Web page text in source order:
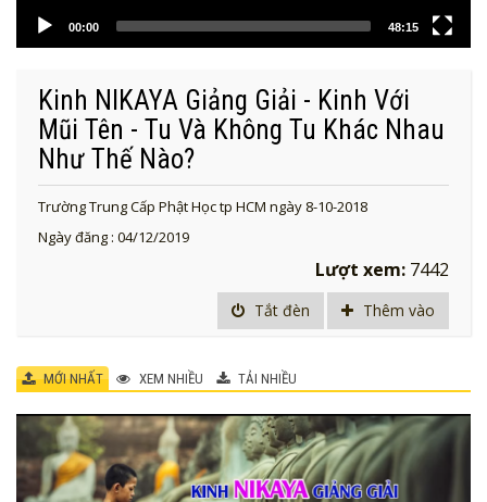
00:00 48:15
Kinh NIKAYA Giảng Giải - Kinh Với
Mũi Tên - Tu Và Không Tu Khác Nhau
Như Thế Nào?
Trường Trung Cấp Phật Học tp HCM ngày 8-10-2018
Ngày đăng : 04/12/2019
Lượt xem: 7442
Tắt đèn Thêm vào
MỚI NHẤT XEM NHIỀU TẢI NHIỀU